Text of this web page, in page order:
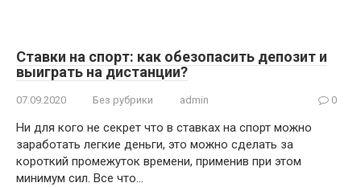
Ставки на спорт: как обезопасить депозит и
выиграть на дистанции?
07.09.2020 Без рубрики admin 0
Ни для кого не секрет что в ставках на спорт можно
заработать легкие деньги, это можно сделать за
короткий промежуток времени, применив при этом
минимум сил. Все что…